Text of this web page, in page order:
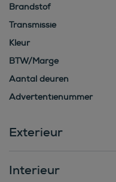
Brandstof
Transmissie
Kleur
BTW/Marge
Aantal deuren
Advertentienummer
Exterieur
Interieur